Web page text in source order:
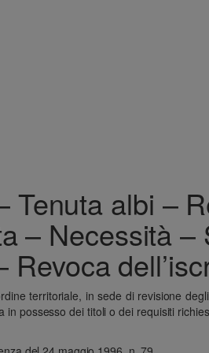
Tenuta albi –
– Necessità
Revoca
territoriale, in sede di revisione
possesso dei titoli o dei requisiti